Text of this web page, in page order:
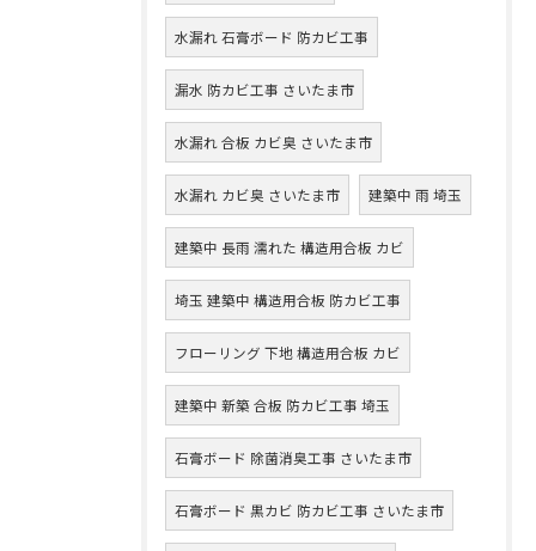
水漏れ 石膏ボード 防カビ工事
漏水 防カビ工事 さいたま市
水漏れ 合板 カビ臭 さいたま市
水漏れ カビ臭 さいたま市 建築中 雨 埼玉
建築中 長雨 濡れた 構造用合板 カビ
埼玉 建築中 構造用合板 防カビ工事
フローリング 下地 構造用合板 カビ
建築中 新築 合板 防カビ工事 埼玉
石膏ボード 除菌消臭工事 さいたま市
石膏ボード 黒カビ 防カビ工事 さいたま市